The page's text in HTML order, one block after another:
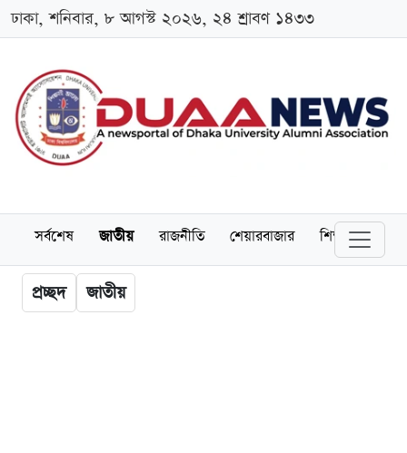
ঢাকা, শনিবার, ৮ আগস্ট ২০২৬, ২৪ শ্রাবণ ১৪৩৩
সর্বশেষ জাতীয় রাজনীতি শেয়ারবাজার শিক্ষা
প্রচ্ছদ জাতীয়